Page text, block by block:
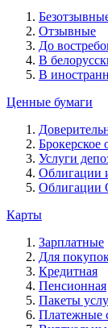
Отзывные
До
В
В
Ценные бумаги
Брокерское
Услуги
Облигации
Облигации
Карты
Зарплатные
Для
Кредитная
Пенсионная
Пакеты
Платежные